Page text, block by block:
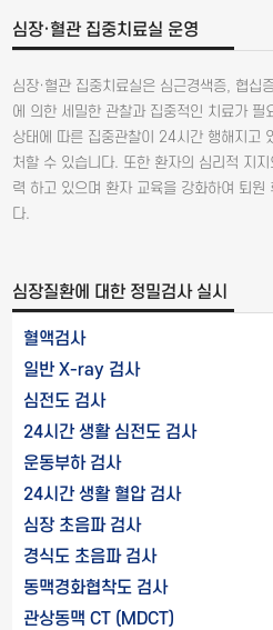
심장·혈관 집중치료실 운영
심장·혈관 집중치료실은 심근경색증, 협십
에 의한 세밀한 관찰과 집중적인 치료가 필
상태에 따른 집중관찰이 24시간 행해지고
처할 수 있습니다. 또한 환자의 심리적 지
력 하고 있으며 환자 교육을 강화하여 퇴원
다.
심장질환에 대한 정밀검사 실시
혈액검사
일반 X-ray 검사
심전도 검사
24시간 생활 심전도 검사
운동부하 검사
24시간 생활 혈압 검사
심장 초음파 검사
경식도 초음파 검사
동맥경화협착도 검사
관상동맥 CT (MDCT)